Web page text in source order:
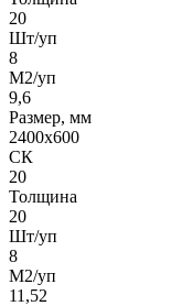
20
Шт/уп
8
М2/уп
9,6
Размер, мм
2400х600
СК
20
Толщина
20
Шт/уп
8
М2/уп
11,52